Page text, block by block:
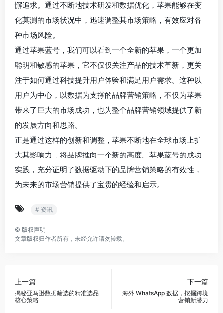
懈追求。通过不断地技术研发和数据优化，苹果能够在变
化莫测的市场状况中，迅速调整其市场策略，有效应对各
种市场风险。
通过苹果蓝号，我们可以看到一个全新的苹果，一个更加
聪明和敏感的苹果，它不仅仅关注产品的技术革新，更关
注于如何通过科技提升用户体验和满足用户需求。这种以
用户为中心，以数据为支撑的品牌营销策略，不仅为苹果
带来了巨大的市场成功，也为整个品牌营销领域提供了新
的发展方向和思路。
正是通过这样的创新和调整，苹果不断地在全球市场上扩
大其影响力，将品牌推向一个新的高度。苹果蓝号的成功
实践，充分证明了数据驱动下的品牌营销策略的有效性，
为未来的市场营销提供了宝贵的经验和启示。
# 资讯
© 版权声明
文章版权归作者所有，未经允许请勿转载。
上一篇
揭秘亚马逊数据筛选的精准选品
核心策略
下一篇
海外 WhatsApp 数据，挖掘跨境
营销新潜力